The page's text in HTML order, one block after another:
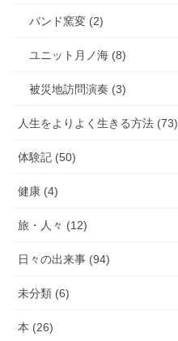
バンド窯変 (2)
ユニット月ノ海 (8)
被災地訪問演奏 (3)
人生をよりよく生きる方法 (73)
体験記 (50)
健康 (4)
旅・人々 (12)
日々の出来事 (94)
未分類 (6)
本 (26)